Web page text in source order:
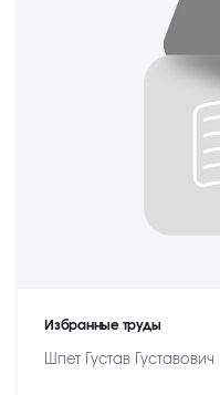
Избранные труды
Шпет Густав Густавович